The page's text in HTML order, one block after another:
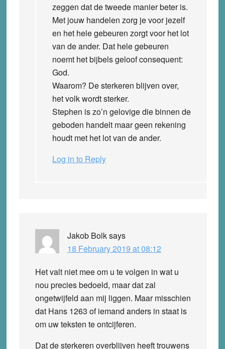
zeggen dat de tweede manier beter is.
Met jouw handelen zorg je voor jezelf
en het hele gebeuren zorgt voor het lot
van de ander. Dat hele gebeuren
noemt het bijbels geloof consequent:
God.
Waarom? De sterkeren blijven over,
het volk wordt sterker.
Stephen is zo’n gelovige die binnen de
geboden handelt maar geen rekening
houdt met het lot van de ander.
Log in to Reply
Jakob Bolksays
18 February 2019 at 08:12
Het valt niet mee om u te volgen in wat u
nou precies bedoeld, maar dat zal
ongetwijfeld aan mij liggen. Maar misschien
dat Hans 1263 of iemand anders in staat is
om uw teksten te ontcijferen.
Dat de sterkeren overblijven heeft trouwens